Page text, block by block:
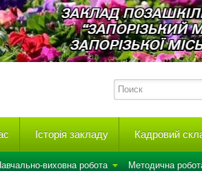
Історія закладу Кадровий
виховна робота Методична